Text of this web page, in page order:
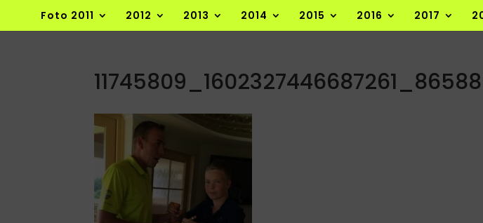
Foto 2011 2012 2013 2014 2015 2016 2017